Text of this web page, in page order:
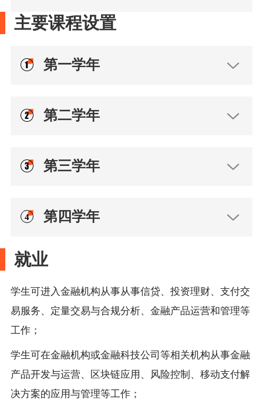
主要课程设置
第一学年
第二学年
第三学年
第四学年
就业
学生可进入金融机构从事从事信贷、投资理财、支付交
易服务、定量交易与合规分析、金融产品运营和管理等
工作；
学生可在金融机构或金融科技公司等相关机构从事金融
产品开发与运营、区块链应用、风险控制、移动支付解
决方案的应用与管理等工作；